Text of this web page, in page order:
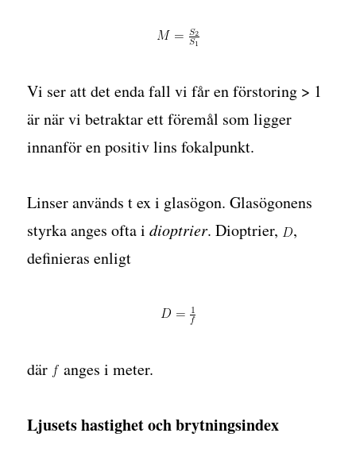
Vi ser att det enda fall vi får en förstoring > 1
är när vi betraktar ett föremål som ligger
innanför en positiv lins fokalpunkt.
Linser används t ex i glasögon. Glasögonens
styrka anges ofta idioptrier. Dioptrier,
,
definieras enligt
där anges i meter.
Ljusets hastighet och brytningsindex